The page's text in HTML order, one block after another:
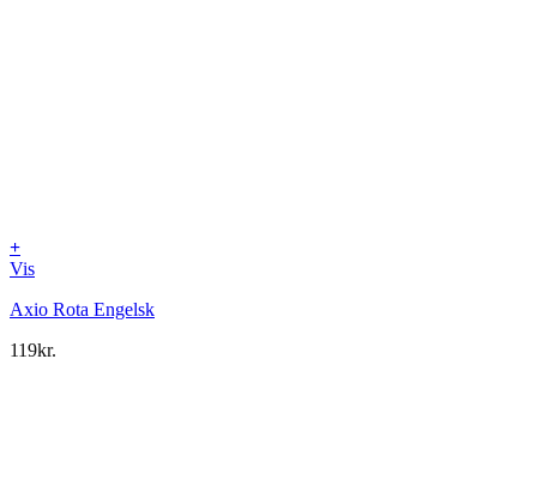
+
Vis
Axio Rota Engelsk
119kr.